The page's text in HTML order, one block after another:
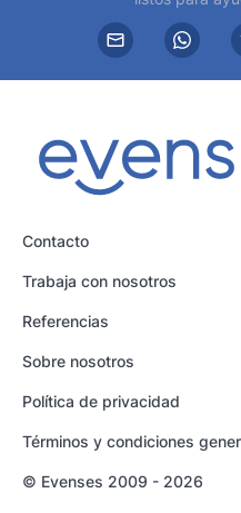
Contacto
Trabaja con nosotros
Referencias
Sobre nosotros
Política de privacidad
Términos y condiciones
© Evenses 2009 - 2026